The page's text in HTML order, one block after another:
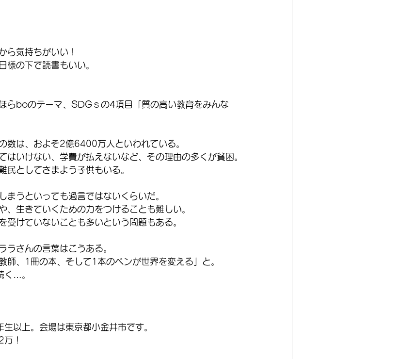
ら気持ちがいい！
様の下で読書もいい。
らboのテーマ、SDGｓの4項目「質の高い教育をみんな
数は、およそ2億6400万人といわれている。
はいけない、学費が払えないなど、その理由の多くが貧困。
民としてさまよう子供もいる。
まうといっても過言ではないくらいだ。
、生きていくための力をつけることも難しい。
受けていないことも多いという問題もある。
ラさんの言葉はこうある。
師、1冊の本、そして1本のペンが世界を変える」と。
く…。
以上。会場は東京都小金井市です。
！